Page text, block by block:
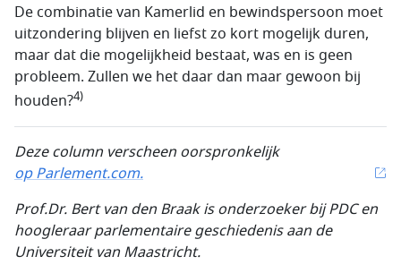
De combinatie van Kamerlid en bewindspersoon moet
uitzondering blijven en liefst zo kort mogelijk duren,
maar dat die mogelijkheid bestaat, was en is geen
probleem. Zullen we het daar dan maar gewoon bij
houden?4)
Deze column verscheen oorspronkelijk
op Parlement.com.
Prof.Dr. Bert van den Braak is onderzoeker bij PDC en
hoogleraar parlementaire geschiedenis aan de
Universiteit van Maastricht.